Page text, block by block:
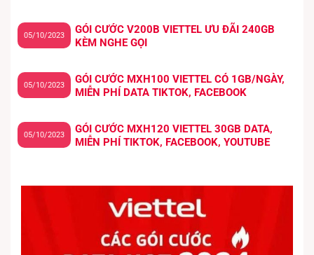
GÓI CƯỚC V200B VIETTEL ƯU ĐÃI 240GB
KÈM NGHE GỌI
05/10/2023
GÓI CƯỚC MXH100 VIETTEL CÓ 1GB/NGÀY,
MIỄN PHÍ DATA TIKTOK, FACEBOOK
05/10/2023
GÓI CƯỚC MXH120 VIETTEL 30GB DATA,
MIỄN PHÍ TIKTOK, FACEBOOK, YOUTUBE
05/10/2023